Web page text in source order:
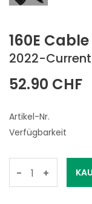
160E
2022-Current
52.90 CHF
Artikel-Nr.
Verfügbarkeit
- +